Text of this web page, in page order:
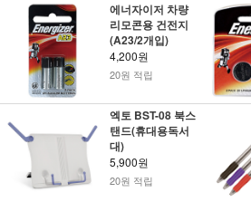
에너자이저 차량
리모콘용 건전지
(A23/2개입)
4,200원
20원 적립
엑토 BST-08 북스
탠드(휴대용독서
대)
5,900원
20원 적립